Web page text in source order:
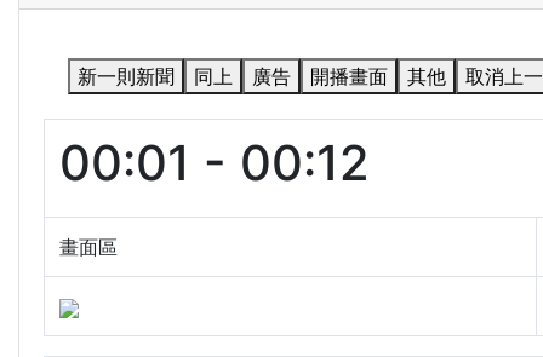
新一則新聞 同上 廣告 開播畫面 其他 取消上
00:01 - 00:12
畫面區